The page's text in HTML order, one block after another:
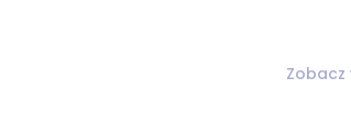
Zobacz